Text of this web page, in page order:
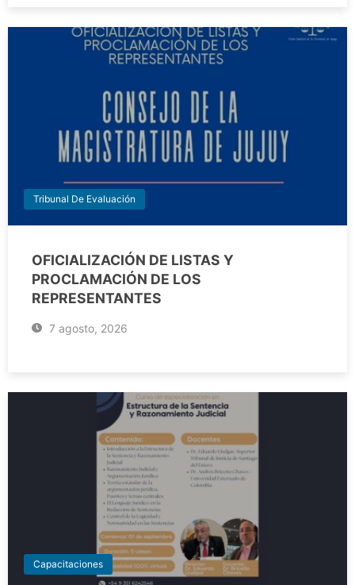
Tribunal De Evaluación
OFICIALIZACIÓN DE LISTAS Y
PROCLAMACIÓN DE LOS
REPRESENTANTES
7 agosto, 2026
Capacitaciones